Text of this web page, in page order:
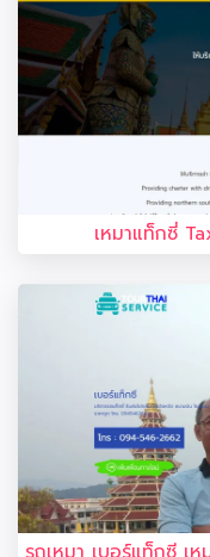
เหมาแท็กซี่